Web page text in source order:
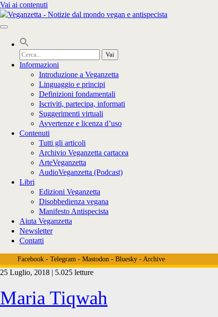
Vai ai contenuti
Cerca
per:
Informazioni
Introduzione a Veganzetta
Linguaggio e principi
Definizioni fondamentali
Iscriviti, partecipa, informati
Suggerimenti virtuali
Avvertenze e licenza d’uso
Contenuti
Tutti gli articoli
Archivio Veganzetta cartacea
ArteVeganzetta
AudioVeganzetta (Podcast)
Libri
Edizioni Veganzetta
Disobbedienza vegana
Manifesto Antispecista
Aiuta Veganzetta
Newsletter
Contatti
Facebook- Telegram- Mastodon- Bluesky- Archive
Tag:
25 Luglio, 2018 | 5.025 letture
Maria Tiqwah